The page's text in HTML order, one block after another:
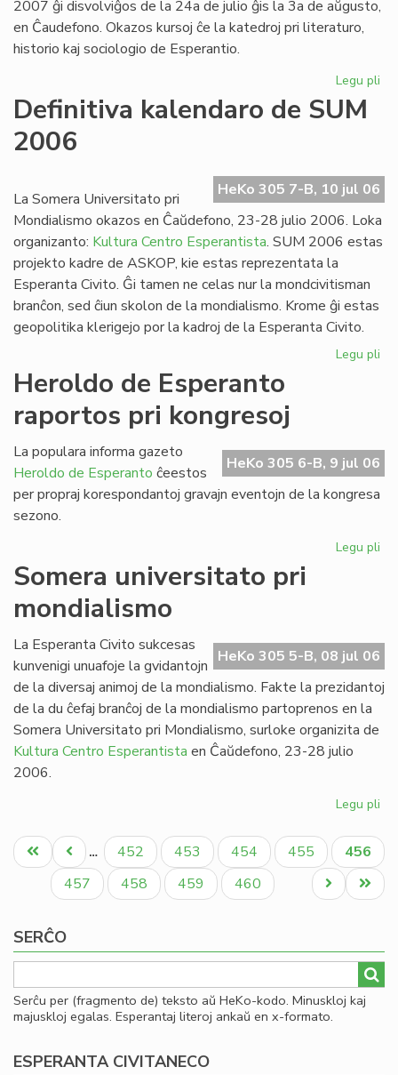
2007 ĝi disvolviĝos de la 24a de julio ĝis la 3a de aŭgusto,
en Ĉaudefono. Okazos kursoj ĉe la katedroj pri literaturo,
historio kaj sociologio de Esperantio.
Legu pli
Definitiva kalendaro de SUM
2006
HeKo 305 7-B, 10 jul 06
La Somera Universitato pri
Mondialismo okazos en Ĉaŭdefono, 23-28 julio 2006. Loka
organizanto: Kultura Centro Esperantista. SUM 2006 estas
projekto kadre de ASKOP, kie estas reprezentata la
Esperanta Civito. Ĝi tamen ne celas nur la mondcivitisman
branĉon, sed ĉiun skolon de la mondialismo. Krome ĝi estas
geopolitika klerigejo por la kadroj de la Esperanta Civito.
Legu pli
Heroldo de Esperanto
raportos pri kongresoj
HeKo 305 6-B, 9 jul 06
La populara informa gazeto
Heroldo de Esperanto ĉeestos
per propraj korespondantoj gravajn eventojn de la kongresa
sezono.
Legu pli
pri
Somera universitato pri
mondialismo
HeKo 305 5-B, 08 jul 06
La Esperanta Civito sukcesas
kunvenigi unuafoje la gvidantojn
de la diversaj animoj de la mondialismo. Fakte la prezidantoj
de la du ĉefaj branĉoj de la mondialismo partoprenos en la
Somera Universitato pri Mondialismo, surloke organizita de
Kultura Centro Esperantista en Ĉaŭdefono, 23-28 julio
2006.
Legu pli
pri
Pagination
Unua
paĝo
Antaŭa
paĝo
… Paĝo
452 Paĝo
453 Paĝo
454 Paĝo
455
Aktuala
paĝo
456
Paĝo
457 Paĝo
458 Paĝo
459 Paĝo
460
Last
page
Next
page
SERĈO
Serĉu per (fragmento de) teksto aŭ HeKo-kodo. Minuskloj kaj
majuskloj egalas. Esperantaj literoj ankaŭ en x-formato.
ESPERANTA CIVITANECO